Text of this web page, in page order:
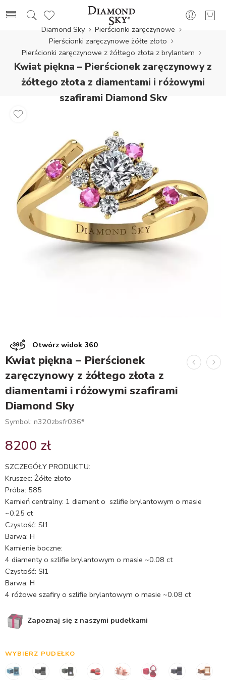
Diamond Sky
Pierścionki zaręczynowe
Pierścionki zaręczynowe żółte złoto
Pierścionki zaręczynowe z żółtego złota z brylantem
Kwiat piękna – Pierścionek zaręczynowy z
żółtego złota z diamentami i różowymi
szafirami Diamond Sky
Otwórz widok 360
Kwiat piękna – Pierścionek
zaręczynowy z żółtego złota z
diamentami i różowymi szafirami
Diamond Sky
Symbol: n320zbsfr036*
8200 zł
SZCZEGÓŁY PRODUKTU:
Kruszec: Żółte złoto
Próba: 585
Kamień centralny: 1 diament o szlifie brylantowym o masie
~0.25 ct
Czystość: SI1
Barwa: H
Kamienie boczne:
4 diamenty o szlifie brylantowym o masie ~0.08 ct
Czystość: SI1
Barwa: H
4 różowe szafiry o szlifie brylantowym o masie ~0.08 ct
Zapoznaj się z naszymi pudełkami
WYBIERZ PUDEŁKO